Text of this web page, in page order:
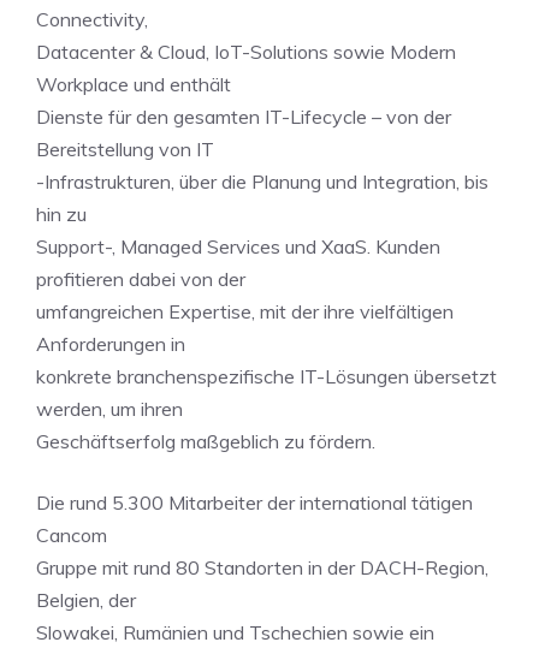
Connectivity,
Datacenter & Cloud, IoT-Solutions sowie Modern
Workplace und enthält
Dienste für den gesamten IT-Lifecycle – von der
Bereitstellung von IT
-Infrastrukturen, über die Planung und Integration, bis
hin zu
Support-, Managed Services und XaaS. Kunden
profitieren dabei von der
umfangreichen Expertise, mit der ihre vielfältigen
Anforderungen in
konkrete branchenspezifische IT-Lösungen übersetzt
werden, um ihren
Geschäftserfolg maßgeblich zu fördern.
Die rund 5.300 Mitarbeiter der international tätigen
Cancom
Gruppe mit rund 80 Standorten in der DACH-Region,
Belgien, der
Slowakei, Rumänien und Tschechien sowie ein